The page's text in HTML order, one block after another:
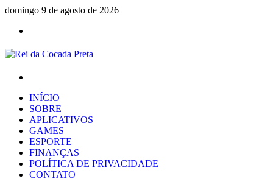
domingo 9 de agosto de 2026
INÍCIO
SOBRE
APLICATIVOS
GAMES
ESPORTE
FINANÇAS
POLÍTICA DE PRIVACIDADE
CONTATO